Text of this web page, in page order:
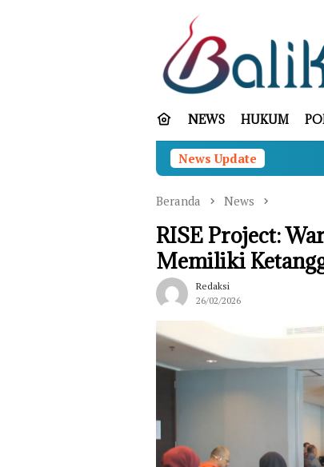
NEWS HUKUM
News Update
Beranda News
RISE Project:
Memiliki
Redaksi
26/02/2026